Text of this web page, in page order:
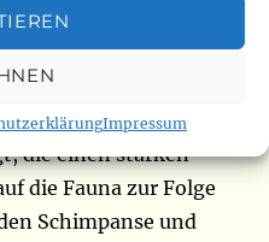
Impressum
Bas-Uele im
Bondo verboten. Laut
Tshikaya, ist
starken
die einen starken
die Fauna zur Folge
Schimpanse und